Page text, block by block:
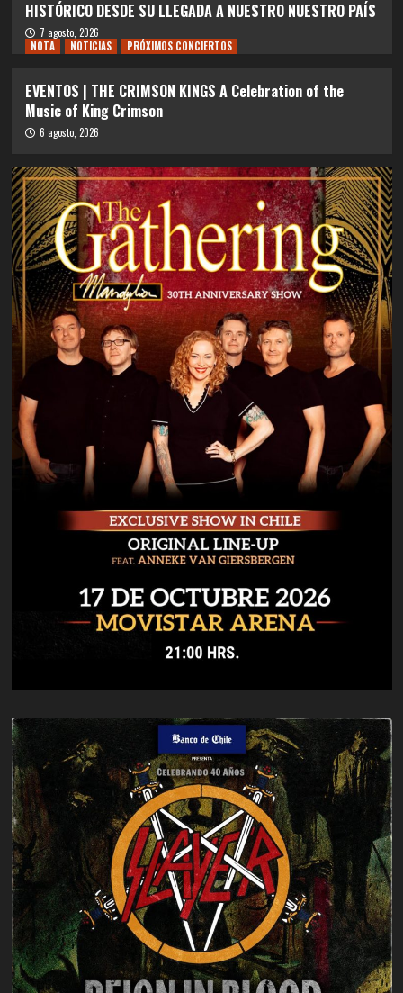
HISTÓRICO DESDE SU LLEGADA A NUESTRO NUESTRO PAÍS
7 agosto, 2026
NOTA
NOTICIAS PRÓXIMOS CONCIERTOS
EVENTOS | THE CRIMSON KINGS A Celebration of the
Music of King Crimson
6 agosto, 2026